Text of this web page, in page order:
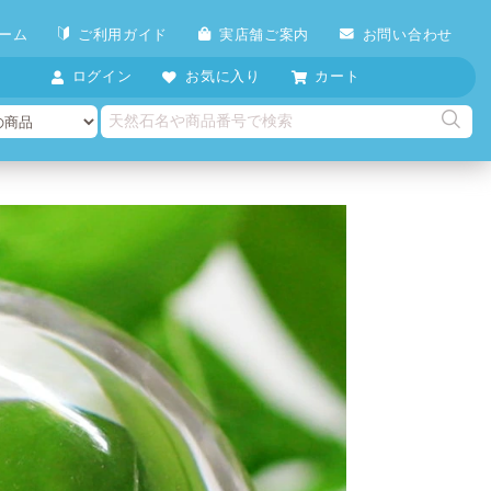
ム ご利用ガイド 実店舗ご案内 お問い合わせ
ログイン お気に入り カート